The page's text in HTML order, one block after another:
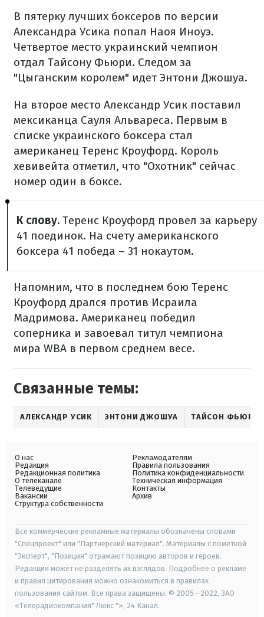
В пятерку лучших боксеров по версии
Александра Усика попал Наоя Иноуэ.
Четвертое место украинский чемпион
отдал Тайсону Фьюри. Следом за
"Цыганским королем" идет Энтони Джошуа.
На второе место Александр Усик поставил
мексиканца Сауля Альвареса. Первым в
списке украинского боксера стал
американец Теренс Кроуфорд. Король
хевивейта отметил, что "Охотник" сейчас
номер один в боксе.
К слову. Теренс Кроуфорд провел за карьеру
41 поединок. На счету американского
боксера 41 победа – 31 нокаутом.
Напомним, что в последнем бою Теренс
Кроуфорд дрался против Исраила
Мадримова. Американец победил
соперника и завоевал титул чемпиона
мира WBA в первом среднем весе.
Связанные темы:
АЛЕКСАНДР УСИК ЭНТОНИ ДЖОШУА ТАЙСОН ФЬЮРИ
О нас
Редакция
Редакционная политика
О телеканале
Телеведущие
Вакансии
Структура собственности
Рекламодателям
Правила пользования
Политика конфиденциальности
Техническая информация
Контакты
Архив
Все коммерческие рекламные материалы обозначены словами
"Спецпроект" или "Партнерский материал". Материалы с пометкой
"Эксперт", "Позиция" отражают позицию авторов и героев.
Редакция может не разделять их взглядов. Подробнее о рекламе
и правил цитирования можно ознакомиться в правилах
пользования сайтом. Все права защищены. © 2005—2022, ЗАО
«Телерадиокомпания" Люкс "», 24 Канал.